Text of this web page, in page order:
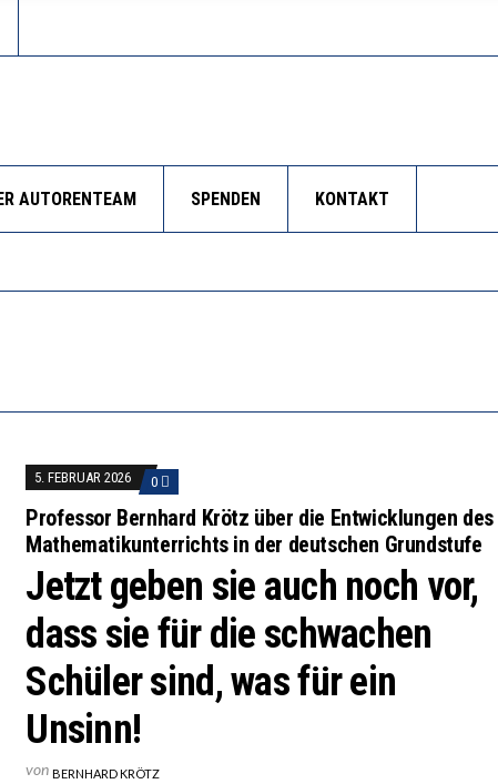
AUTORENTEAM SPENDEN KONTAKT
5. FEBRUAR 2026 0
Professor Bernhard Krötz über die Entwicklungen des
Mathematikunterrichts in der deutschen Grundstufe
Jetzt geben sie auch noch vor,
dass sie für die schwachen
Schüler sind, was für ein
Unsinn!
von BERNHARD KRÖTZ